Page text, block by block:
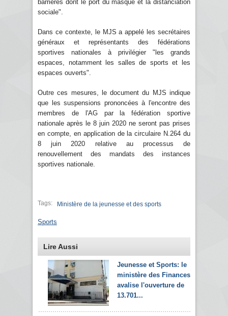
barrières dont le port du masque et la distanciation
sociale".
Dans ce contexte, le MJS a appelé les secrétaires
généraux et représentants des fédérations
sportives nationales à privilégier "les grands
espaces, notamment les salles de sports et les
espaces ouverts".
Outre ces mesures, le document du MJS indique
que les suspensions prononcées à l'encontre des
membres de l'AG par la fédération sportive
nationale après le 8 juin 2020 ne seront pas prises
en compte, en application de la circulaire N.264 du
8 juin 2020 relative au processus de
renouvellement des mandats des instances
sportives nationale.
Tags: Ministère de la jeunesse et des sports
Sports
Lire Aussi
Jeunesse et Sports: le
ministère des Finances
avalise l'ouverture de
13.701...